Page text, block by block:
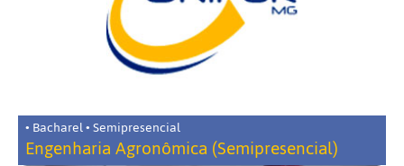
• Bacharel • Semipresencial
Engenharia Agronômica (Semipresencial)